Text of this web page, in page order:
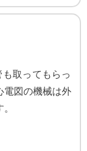
取ってもらっ
電図の機械は外